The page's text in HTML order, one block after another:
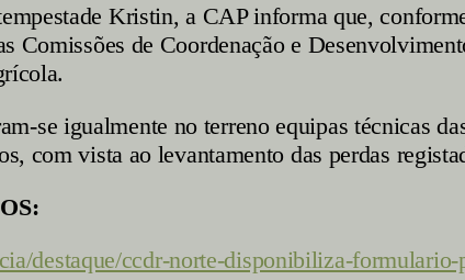
Kristin, a CAP informa que,
Comissões de Coordenação e
se igualmente no terreno equipas técnicas
com vista ao levantamento das perdas
destaque/ccdr-norte-disponibiliza-formulario-